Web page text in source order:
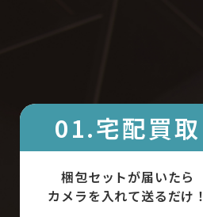
01.宅配買取
梱包セットが届いたら
カメラを入れて送るだけ！